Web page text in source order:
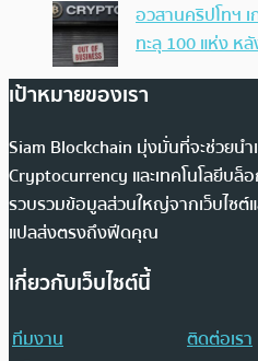
อวสานคริปโทฯ
ทะลุ 100 แห่ง ห
เป้าหมายของเรา
Siam Blockchain มุ่งมั่นที่จะช่วยนำ
Cryptocurrency และเทคโนโลยีบล็
รวบรวมข้อมูลส่วนใหญ่จากเว็บไซต์
แปลส่งตรงถึงฟีดคุณ
เกี่ยวกับเว็บไซต์นี้
ทีมงาน
ติดต่อเรา